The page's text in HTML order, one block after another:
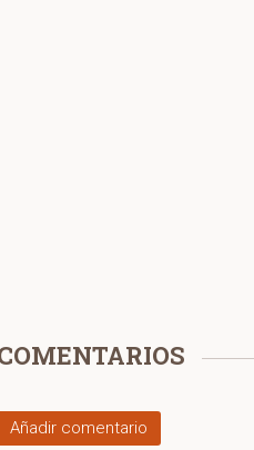
Añadir comentario